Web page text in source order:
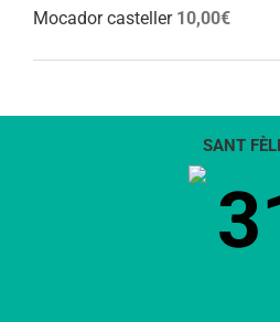
Mocador casteller 10,00€
SANT